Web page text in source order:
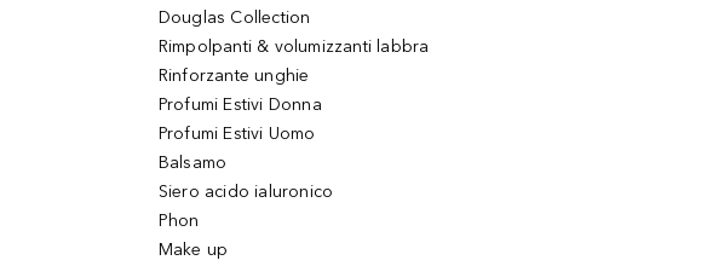
Douglas Collection
Rimpolpanti & volumizzanti labbra
Rinforzante unghie
Profumi Estivi Donna
Profumi Estivi Uomo
Balsamo
Siero acido ialuronico
Phon
Make up